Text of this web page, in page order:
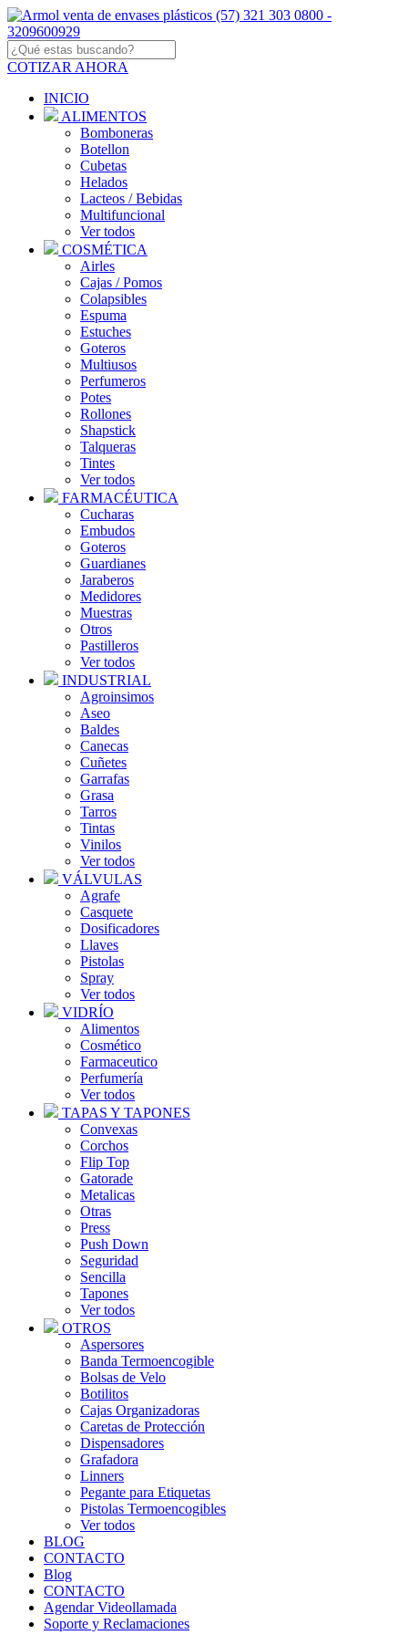
COTIZAR AHORA
INICIO
ALIMENTOS
Bomboneras
Botellon
Cubetas
Helados
Lacteos / Bebidas
Multifuncional
Ver todos
COSMÉTICA
Airles
Cajas / Pomos
Colapsibles
Espuma
Estuches
Goteros
Multiusos
Perfumeros
Potes
Rollones
Shapstick
Talqueras
Tintes
Ver todos
FARMACÉUTICA
Cucharas
Embudos
Goteros
Guardianes
Jaraberos
Medidores
Muestras
Otros
Pastilleros
Ver todos
INDUSTRIAL
Agroinsimos
Aseo
Baldes
Canecas
Cuñetes
Garrafas
Grasa
Tarros
Tintas
Vinilos
Ver todos
VÁLVULAS
Agrafe
Casquete
Dosificadores
Llaves
Pistolas
Spray
Ver todos
VIDRÍO
Alimentos
Cosmético
Farmaceutico
Perfumería
Ver todos
TAPAS Y TAPONES
Convexas
Corchos
Flip Top
Gatorade
Metalicas
Otras
Press
Push Down
Seguridad
Sencilla
Tapones
Ver todos
OTROS
Aspersores
Banda Termoencogible
Bolsas de Velo
Botilitos
Cajas Organizadoras
Caretas de Protección
Dispensadores
Grafadora
Linners
Pegante para Etiquetas
Pistolas Termoencogibles
Ver todos
BLOG
CONTACTO
Blog
CONTACTO
Agendar Videollamada
Soporte y Reclamaciones